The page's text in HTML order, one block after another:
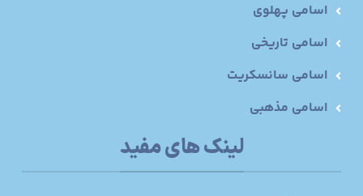
اسامی پهلوی
اسامی تاریخی
اسامی سانسکریت
اسامی مذهبی
لینک های مفید